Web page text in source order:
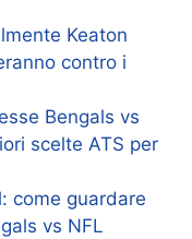
Keaton
contro i
Bengals vs
scelte ATS per
come guardare
vs NFL